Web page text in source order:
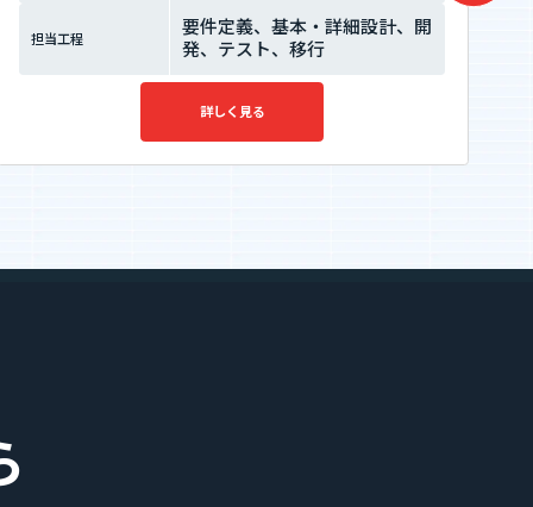
担当工程
要件定義、基本・詳細設計、開
発、テスト、移行
詳しく見る